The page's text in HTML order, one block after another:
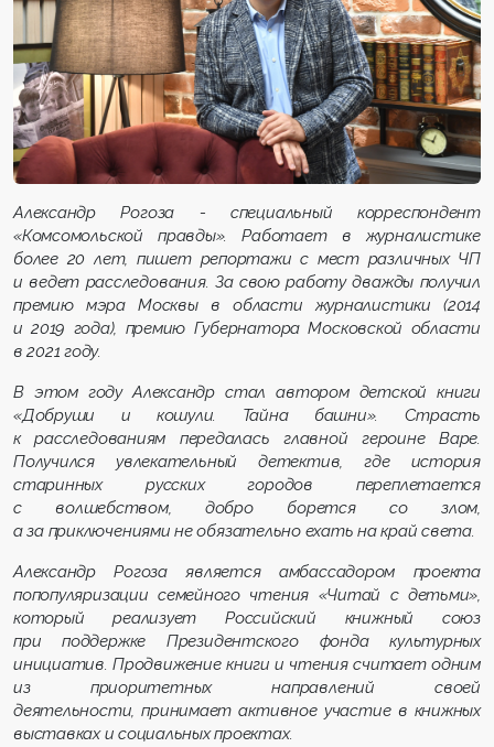
Александр Рогоза - специальный корреспондент
«Комсомольской правды». Работает в журналистике
более 20 лет, пишет репортажи с мест различных ЧП
и ведет расследования. За свою работу дважды получил
премию мэра Москвы в области журналистики (2014
и 2019 года), премию Губернатора Московской области
в 2021 году.
В этом году Александр стал автором детской книги
«Добруши и кошули. Тайна башни». Страсть
к расследованиям передалась главной героине Варе.
Получился увлекательный детектив, где история
старинных русских городов переплетается
с волшебством, добро борется со злом,
а за приключениями не обязательно ехать на край света.
Александр Рогоза является амбассадором проекта
попопуляризации семейного чтения «Читай с детьми»,
который реализует Российский книжный союз
при поддержке Президентского фонда культурных
инициатив. Продвижение книги и чтения считает одним
из приоритетных направлений своей
деятельности, принимает активное участие в книжных
выставках и социальных проектах.